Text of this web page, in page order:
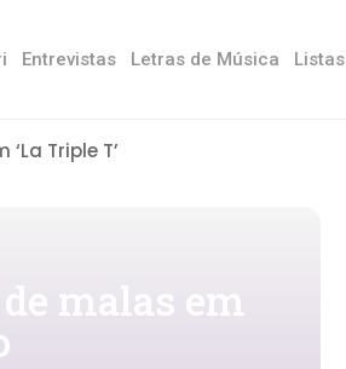
Entrevistas Letras de Música Listas
Triple T’
malas em